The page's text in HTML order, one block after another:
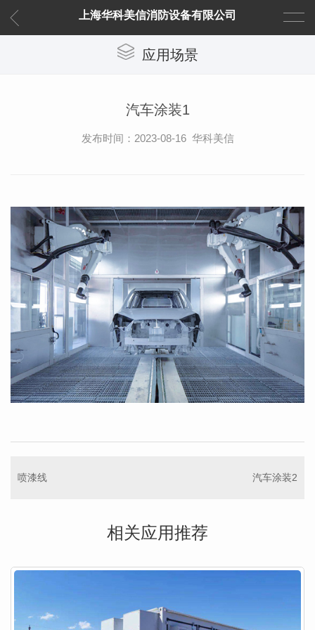
上海华科美信消防设备有限公司
应用场景
汽车涂装1
发布时间：2023-08-16 华科美信
喷漆线 汽车涂装2
相关应用推荐